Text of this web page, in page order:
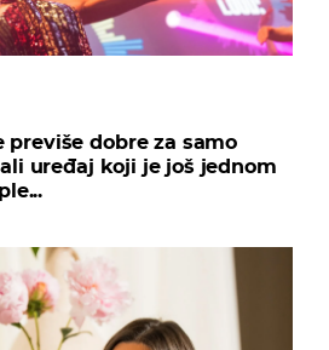
previše dobre za samo
uređaj koji je još jednom